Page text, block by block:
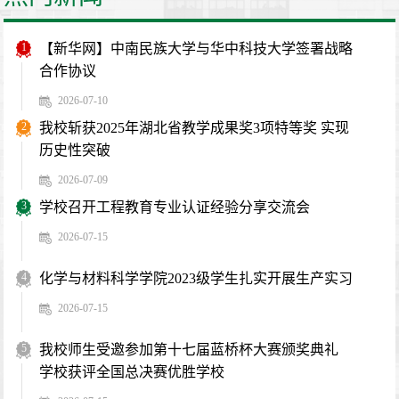
1
【新华网】中南民族大学与华中科技大学签署战略
合作协议
2026-07-10
2
我校斩获2025年湖北省教学成果奖3项特等奖 实现
历史性突破
2026-07-09
3 学校召开工程教育专业认证经验分享交流会
2026-07-15
4 化学与材料科学学院2023级学生扎实开展生产实习
2026-07-15
5
我校师生受邀参加第十七届蓝桥杯大赛颁奖典礼
学校获评全国总决赛优胜学校